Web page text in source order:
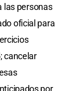
las personas
oficial para
cancelar
por